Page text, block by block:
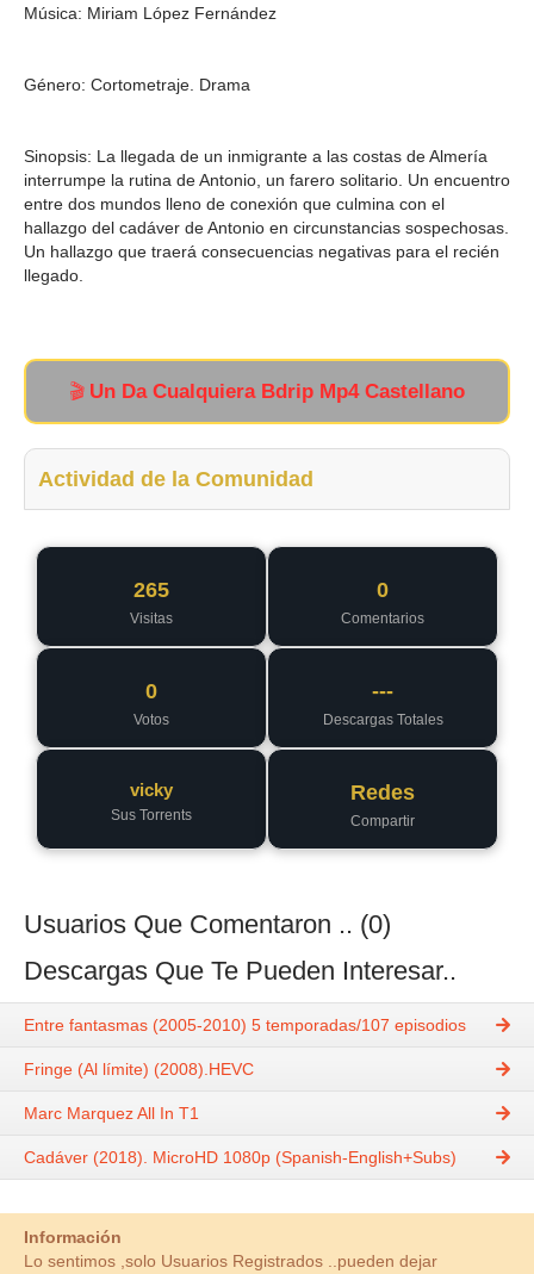
Música: Miriam López Fernández
Género: Cortometraje. Drama
Sinopsis: La llegada de un inmigrante a las costas de Almería
interrumpe la rutina de Antonio, un farero solitario. Un encuentro
entre dos mundos lleno de conexión que culmina con el
hallazgo del cadáver de Antonio en circunstancias sospechosas.
Un hallazgo que traerá consecuencias negativas para el recién
llegado.
🎬 Un Da Cualquiera Bdrip Mp4 Castellano
Actividad de la Comunidad
265
Visitas
0
Comentarios
0
Votos
---
Descargas Totales
vicky
Sus Torrents
Redes
Compartir
Usuarios Que Comentaron .. (0)
Descargas Que Te Pueden Interesar..
Entre fantasmas (2005-2010) 5 temporadas/107 episodios
Fringe (Al límite) (2008).HEVC
Marc Marquez All In T1
Cadáver (2018). MicroHD 1080p (Spanish-English+Subs)
Información
Lo sentimos ,solo Usuarios Registrados ..pueden dejar